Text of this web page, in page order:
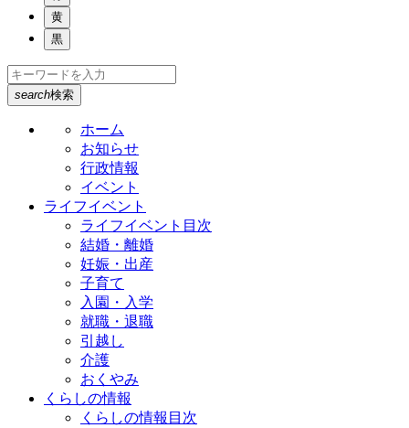
黄
黒
search検索
ホーム
お知らせ
行政情報
イベント
ライフイベント
ライフイベント目次
結婚・離婚
妊娠・出産
子育て
入園・入学
就職・退職
引越し
介護
おくやみ
くらしの情報
くらしの情報目次